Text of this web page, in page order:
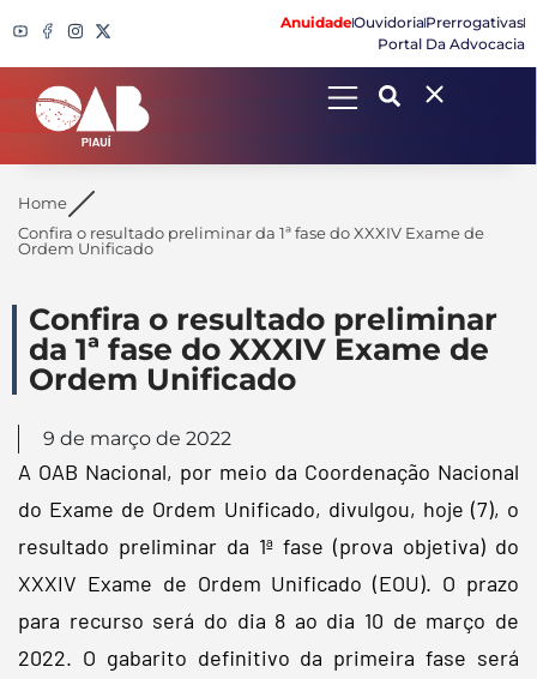
AnuidadeOuvidoriaPrerrogativas
Portal Da Advocacia
Search
Home
Confira o resultado preliminar da 1ª fase do XXXIV Exame de
Ordem Unificado
Confira o resultado preliminar
da 1ª fase do XXXIV Exame de
Ordem Unificado
9 de março de 2022
A OAB Nacional, por meio da Coordenação Nacional
do Exame de Ordem Unificado, divulgou, hoje (7), o
resultado preliminar da 1ª fase (prova objetiva) do
XXXIV Exame de Ordem Unificado (EOU). O prazo
para recurso será do dia 8 ao dia 10 de março de
2022. O gabarito definitivo da primeira fase será